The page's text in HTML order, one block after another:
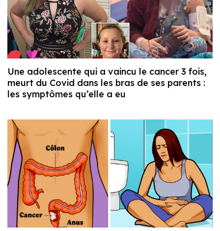
Une adolescente qui a vaincu le cancer 3 fois,
meurt du Covid dans les bras de ses parents :
les symptômes qu’elle a eu